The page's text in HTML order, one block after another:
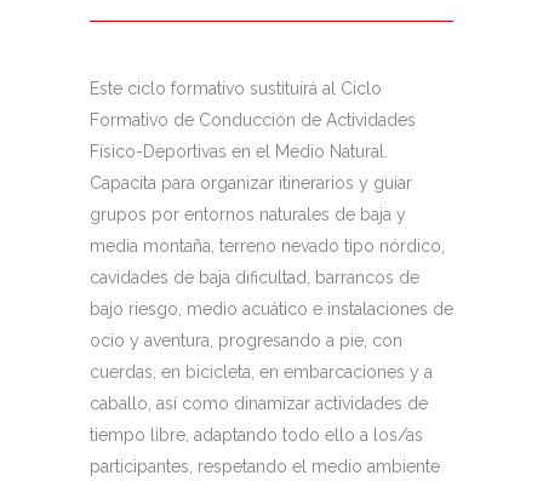
Este ciclo formativo sustituirá al Ciclo
Formativo de Conducción de Actividades
Físico-Deportivas en el Medio Natural.
Capacita para organizar itinerarios y guiar
grupos por entornos naturales de baja y
media montaña, terreno nevado tipo nórdico,
cavidades de baja dificultad, barrancos de
bajo riesgo, medio acuático e instalaciones de
ocio y aventura, progresando a pie, con
cuerdas, en bicicleta, en embarcaciones y a
caballo, así como dinamizar actividades de
tiempo libre, adaptando todo ello a los/as
participantes, respetando el medio ambiente